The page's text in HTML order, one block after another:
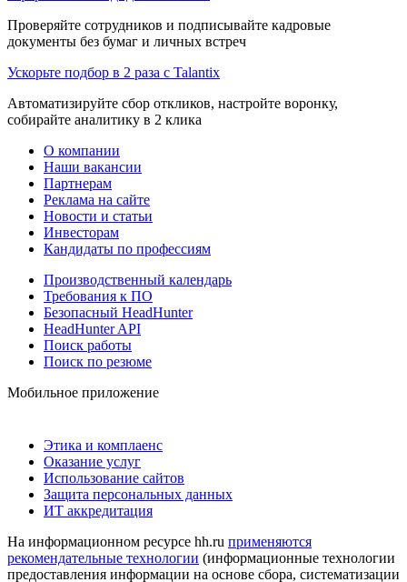
Проверяйте сотрудников и подписывайте кадровые
документы без бумаг и личных встреч
Ускорьте подбор в 2 раза с Talantix
Автоматизируйте сбор откликов, настройте воронку,
собирайте аналитику в 2 клика
О компании
Наши вакансии
Партнерам
Реклама на сайте
Новости и статьи
Инвесторам
Кандидаты по профессиям
Производственный календарь
Требования к ПО
Безопасный HeadHunter
HeadHunter API
Поиск работы
Поиск по резюме
Мобильное приложение
Этика и комплаенс
Оказание услуг
Использование сайтов
Защита персональных данных
ИТ аккредитация
На информационном ресурсе hh.ru применяются
рекомендательные технологии (информационные технологии
предоставления информации на основе сбора, систематизации